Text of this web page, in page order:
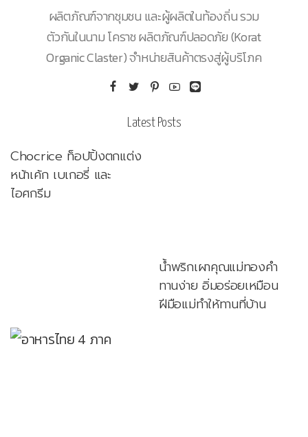
ผลิตภัณฑ์จากชุมชน และผู้ผลิตในท้องถิ่น รวม
ตัวกันในนาม โคราช ผลิตภัณฑ์ปลอดภัย (Korat
Organic Claster) จำหน่ายสินค้าตรงสู่ผู้บริโภค
Latest Posts
Chocrice ท็อปปิ้งตกแต่ง
หน้าเค้ก เบเกอรี่ และ
ไอศกรีม
น้ำพริกเผาคุณแม่ทองคำ
ทานง่าย อิ่มอร่อยเหมือน
ฝีมือแม่ทำให้ทานที่บ้าน